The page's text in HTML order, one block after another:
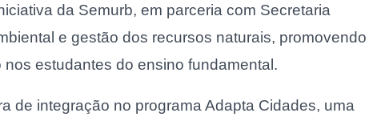
da Semurb, em parceria com Secretaria
e gestão dos recursos naturais, promovendo
estudantes do ensino fundamental.
de integração no programa Adapta Cidades, uma